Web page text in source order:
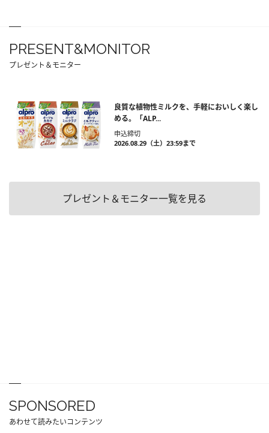
PRESENT&MONITOR
プレゼント＆モニター
良質な植物性ミルクを、手軽においしく楽し
める。「ALP...
申込締切
2026.08.29（土）23:59まで
プレゼント＆モニター一覧を見る
SPONSORED
あわせて読みたいコンテンツ